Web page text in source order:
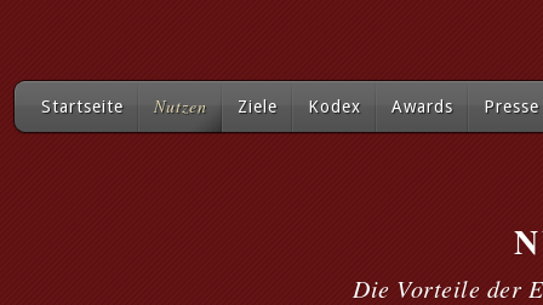
Startseite Nutzen Ziele Kodex Awards Presse
Die Vorteile der